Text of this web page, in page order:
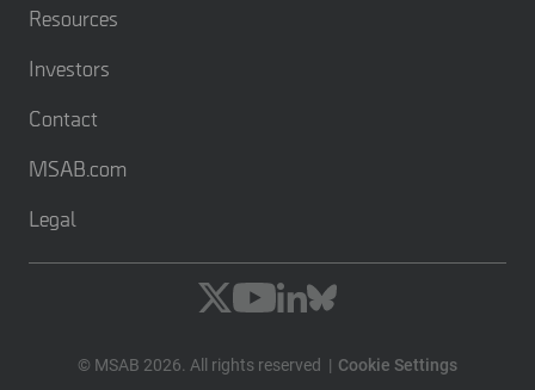
Resources
Investors
Contact
MSAB.com
Legal
© MSAB 2026. All rights reserved Cookie Settings